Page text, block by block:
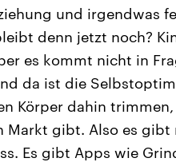
und irgendwas
denn jetzt noch?
es kommt nicht in
da ist die
Körper dahin
Markt gibt. Also es
Es gibt Apps wie